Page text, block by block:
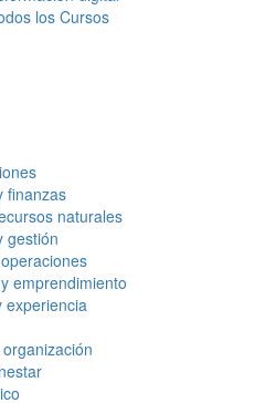
los Cursos
finanzas
naturales
gestión
emprendimiento
experiencia